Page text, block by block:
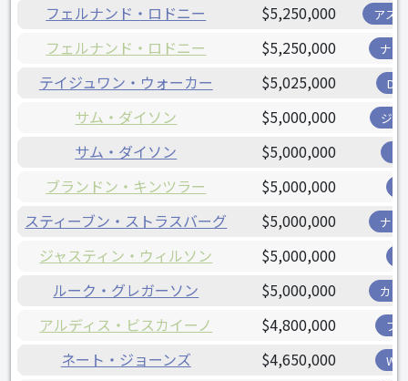
フェルナンド・ロドニー $5,250,000 アス
フェルナンド・ロドニー $5,250,000 ナシ
テイジュワン・ウォーカー $5,025,000 D
サム・ダイソン $5,000,000 ジャ
サム・ダイソン $5,000,000
ブランドン・キンツラー $5,000,000
スティーブン・ストラスバーグ $5,000,000 ナシ
ジャスティン・ウィルソン $5,000,000
ルーク・グレガーソン $5,000,000 カー
アルディス・ビスカイーノ $4,800,000 ブ
ネート・ジョーンズ $4,650,000 W